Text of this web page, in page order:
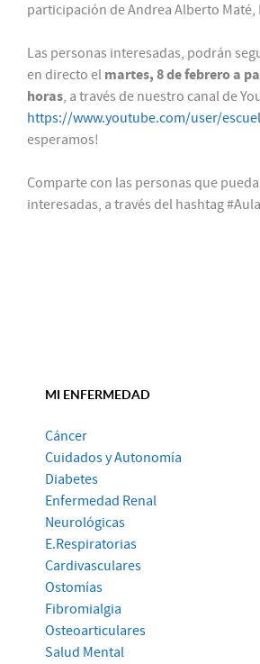
participación de Andrea Alberto
Las personas interesadas, podrán
en directo el martes, 8 de febrero a
horas, a través de nuestro canal de
https://www.youtube.com/user/
esperamos!
Comparte con las personas que
interesadas, a través del hashtag
MI ENFERMEDAD
Cáncer
Cuidados y Autonomía
Diabetes
Enfermedad Renal
Neurológicas
E.Respiratorias
Cardivasculares
Ostomías
Fibromialgia
Osteoarticulares
Salud Mental